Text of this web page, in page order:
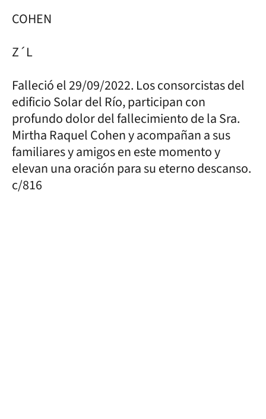
COHEN
Z´L
Falleció el 29/09/2022. Los consorcistas del
edificio Solar del Río, participan con
profundo dolor del fallecimiento de la Sra.
Mirtha Raquel Cohen y acompañan a sus
familiares y amigos en este momento y
elevan una oración para su eterno descanso.
c/816